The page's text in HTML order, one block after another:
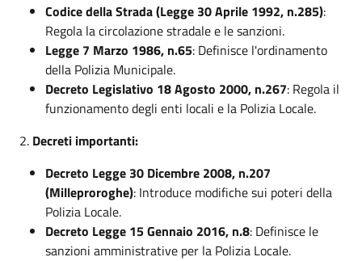
Codice della Strada (Legge 30 Aprile 1992, n.285):
Regola la circolazione stradale e le sanzioni.
Legge 7 Marzo 1986, n.65: Definisce l'ordinamento
della Polizia Municipale.
Decreto Legislativo 18 Agosto 2000, n.267: Regola il
funzionamento degli enti locali e la Polizia Locale.
2. Decreti importanti:
Decreto Legge 30 Dicembre 2008, n.207
(Milleproroghe): Introduce modifiche sui poteri della
Polizia Locale.
Decreto Legge 15 Gennaio 2016, n.8: Definisce le
sanzioni amministrative per la Polizia Locale.